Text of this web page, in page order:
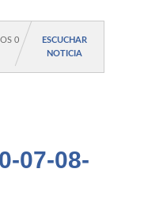
0
ESCUCHAR
NOTICIA
07-08-